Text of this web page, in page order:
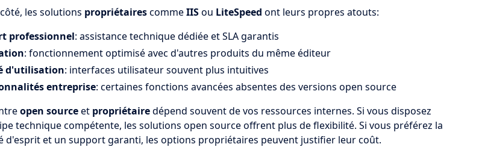
les solutions propriétairescommeIISou LiteSpeed ont leurs propres atouts:
professionnel: assistance technique dédiée et SLA garantis
: fonctionnement optimisé avec d'autres produits du même éditeur
d'utilisation: interfaces utilisateur souvent plus intuitives
entreprise: certaines fonctions avancées absentes des versions open source
open sourceet propriétairedépend souvent de vos ressources internes. Si vous disposez
technique compétente, les solutions open source offrent plus de flexibilité. Si vous préférez la
d'esprit et un support garanti, les options propriétaires peuvent justifier leur coût.